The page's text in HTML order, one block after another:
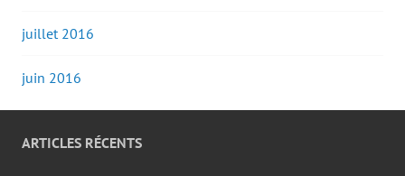
juillet 2016
juin 2016
ARTICLES RÉCENTS